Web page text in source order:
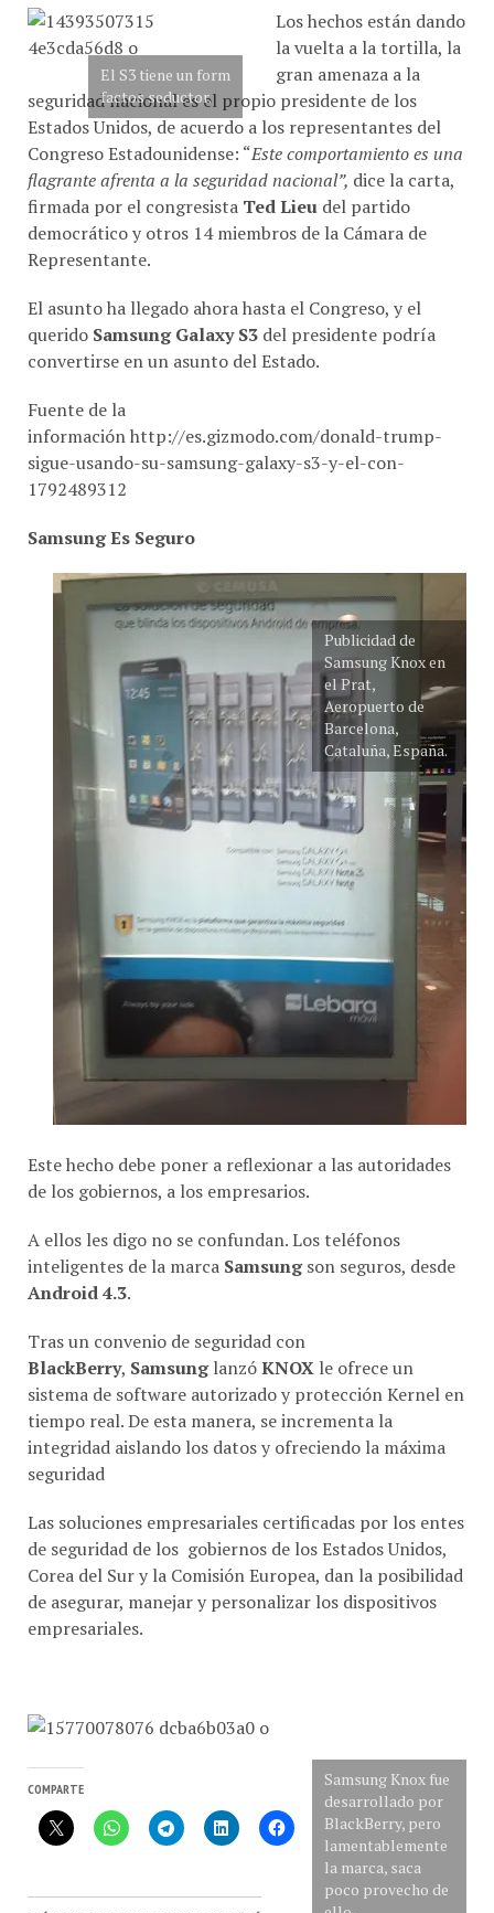
El S3 tiene un form
factos seductor.
la vuelta a la tortilla, la
gran amenaza a la
seguridad nacional es el propio presidente de los
Estados Unidos, de acuerdo a los representantes del
Congreso Estadounidense: “Este comportamiento es una
flagrante afrenta a la seguridad nacional”,dice la carta,
firmada por el congresistaTed Lieudel partido
democrático y otros 14 miembros de la Cámara de
Representante.
queridoSamsung Galaxy S3del presidente podría
convertirse en un asunto del Estado.
información http://es.gizmodo.com/donald-trump-
sigue-usando-su-samsung-galaxy-s3-y-el-con-
1792489312
Publicidad de
Samsung Knox en
el Prat,
Aeropuerto de
Barcelona,
Cataluña, España.
de los gobiernos, a los empresarios.
inteligentes de la marcaSamsungson seguros, desde
Android 4.3 .
BlackBerry,SamsunglanzóKNOX
sistema de software autorizado y protección Kernel en
tiempo real. De esta manera, se incrementa la
integridad aislando los datos y ofreciendo la máxima
seguridad
de seguridad de los gobiernos de los Estados Unidos,
Corea del Sur y la Comisión Europea, dan la posibilidad
de asegurar, manejar y personalizar los dispositivos
empresariales.
desarrollado por
BlackBerry, pero
lamentablemente
la marca, saca
poco provecho de
ello.
COMPARTE
MÁS PUBLICACIONES EN CON-CAFÉ